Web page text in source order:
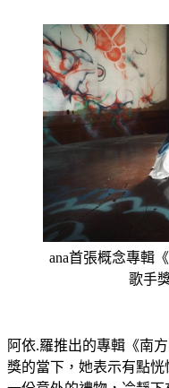
ana首張概念專輯
歌手
阿依.羅推出的專輯《南
獎的當下，她表示有點